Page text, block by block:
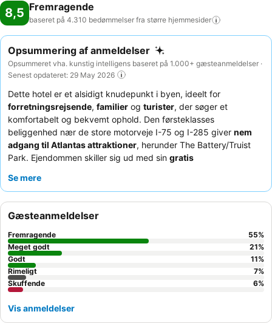
8,5 Fremragende
baseret på 4.310 bedømmelser fra større hjemmesider
Opsummering af anmeldelser
Opsummeret vha. kunstig intelligens baseret på 1.000+ gæsteanmeldelser ·
Senest opdateret: 29 May 2026
Dette hotel er et alsidigt knudepunkt i byen, ideelt for
forretningsrejsende, familier og turister, der søger et
komfortabelt og bekvemt ophold. Den førsteklasses
beliggenhed nær de store motorveje I-75 og I-285 giver nem
adgang til Atlantas attraktioner, herunder The Battery/Truist
Park. Ejendommen skiller sig ud med sin gratis
kolde retter. Gæsterne fremhæver konsekvent det enestående
booke en af derummelige suiter
opholdsområder og køkkener for en lejlighedslignende følelse.
Se mere
Gæsteanmeldelser
Fremragende 55%
Meget godt
21%
Godt
11%
Rimeligt
7%
Skuffende
6%
Vis anmeldelser